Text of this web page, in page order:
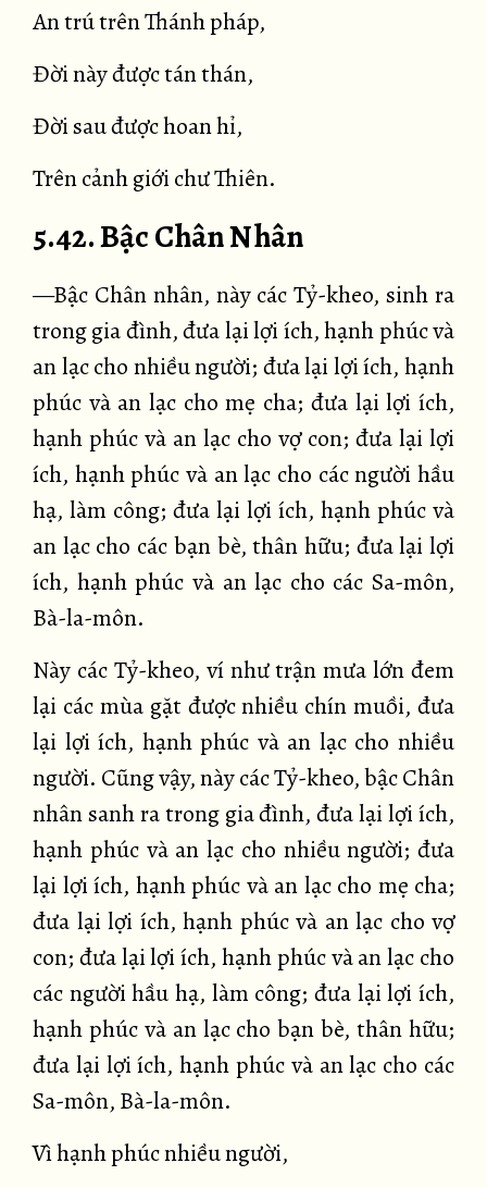
An trú trên Thánh pháp,
Đời này được tán thán,
Đời sau được hoan hỉ,
Trên cảnh giới chư Thiên.
5.42. Bậc Chân Nhân
—Bậc Chân nhân, này các Tỷ-kheo, sinh ra
trong gia đình, đưa lại lợi ích, hạnh phúc và
an lạc cho nhiều người; đưa lại lợi ích, hạnh
phúc và an lạc cho mẹ cha; đưa lại lợi ích,
hạnh phúc và an lạc cho vợ con; đưa lại lợi
ích, hạnh phúc và an lạc cho các người hầu
hạ, làm công; đưa lại lợi ích, hạnh phúc và
an lạc cho các bạn bè, thân hữu; đưa lại lợi
ích, hạnh phúc và an lạc cho các Sa-môn,
Bà-la-môn.
Này các Tỷ-kheo, ví như trận mưa lớn đem
lại các mùa gặt được nhiều chín muồi, đưa
lại lợi ích, hạnh phúc và an lạc cho nhiều
người. Cũng vậy, này các Tỷ-kheo, bậc Chân
nhân sanh ra trong gia đình, đưa lại lợi ích,
hạnh phúc và an lạc cho nhiều người; đưa
lại lợi ích, hạnh phúc và an lạc cho mẹ cha;
đưa lại lợi ích, hạnh phúc và an lạc cho vợ
con; đưa lại lợi ích, hạnh phúc và an lạc cho
các người hầu hạ, làm công; đưa lại lợi ích,
hạnh phúc và an lạc cho bạn bè, thân hữu;
đưa lại lợi ích, hạnh phúc và an lạc cho các
Sa-môn, Bà-la-môn.
Vì hạnh phúc nhiều người,